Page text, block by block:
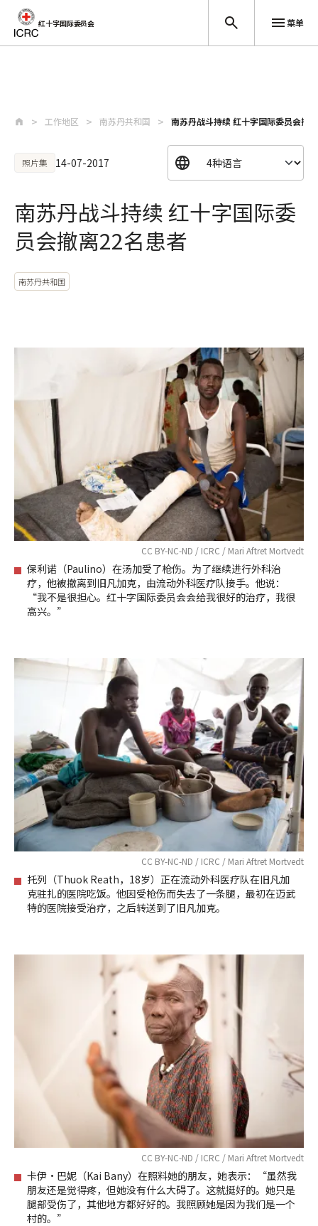
红十字国际委员会 菜单
工作地区 南苏丹共和国 南苏丹战斗持续 红十字国际委员会撤
照片集 14-07-2017
南苏丹战斗持续 红十字国际委
员会撤离22名患者
南苏丹共和国
CC BY-NC-ND / ICRC / Mari Aftret Mortvedt
保利诺（Paulino）在汤加受了枪伤。为了继续进行外科治
疗，他被撤离到旧凡加克，由流动外科医疗队接手。他说：
“我不是很担心。红十字国际委员会会给我很好的治疗，我很
高兴。”
CC BY-NC-ND / ICRC / Mari Aftret Mortvedt
托列（Thuok Reath，18岁）正在流动外科医疗队在旧凡加
克驻扎的医院吃饭。他因受枪伤而失去了一条腿，最初在迈武
特的医院接受治疗，之后转送到了旧凡加克。
CC BY-NC-ND / ICRC / Mari Aftret Mortvedt
卡伊•巴妮（Kai Bany）在照料她的朋友，她表示：“虽然我
朋友还是觉得疼，但她没有什么大碍了。这就挺好的。她只是
腿部受伤了，其他地方都好好的。我照顾她是因为我们是一个
村的。”